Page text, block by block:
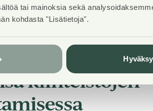
tai mainoksia sekä
kohdasta "Lisätietoja".
kiinteistöjen